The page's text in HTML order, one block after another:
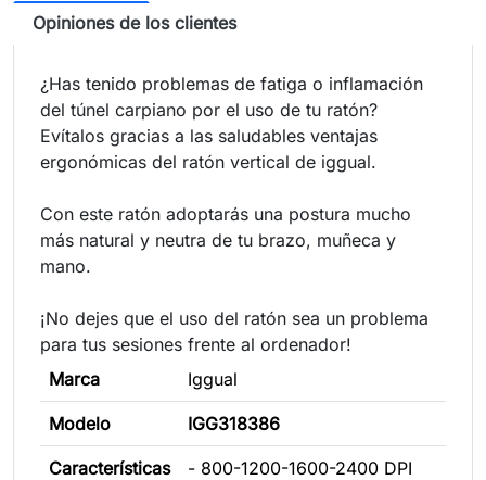
Opiniones de los clientes
¿Has tenido problemas de fatiga o inflamación
del túnel carpiano por el uso de tu ratón?
Evítalos gracias a las saludables ventajas
ergonómicas del ratón vertical de iggual.
Con este ratón adoptarás una postura mucho
más natural y neutra de tu brazo, muñeca y
mano.
¡No dejes que el uso del ratón sea un problema
para tus sesiones frente al ordenador!
Marca
Iggual
Modelo IGG318386
Características
- 800-1200-1600-2400 DPI